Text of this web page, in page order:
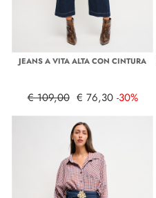
JEANS A VITA ALTA CON CINTURA
€ 109,00 € 76,30 -30%